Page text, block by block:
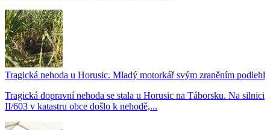
Tragická nehoda u Horusic. Mladý motorkář svým zraněním podlehl
Tragická dopravní nehoda se stala u Horusic na Táborsku. Na silnici
II/603 v katastru obce došlo k nehodě,...